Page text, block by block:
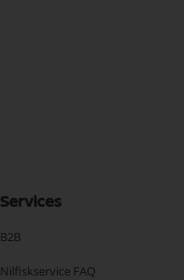
Services
B2B
Nilfiskservice FAQ